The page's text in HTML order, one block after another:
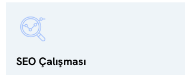
SEO Çalışması